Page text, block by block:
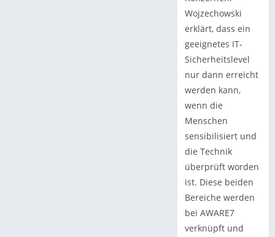
Wojzechowski
erklärt, dass ein
geeignetes IT-
Sicherheitslevel
nur dann erreicht
werden kann,
wenn die
Menschen
sensibilisiert und
die Technik
überprüft worden
ist. Diese beiden
Bereiche werden
bei AWARE7
verknüpft und